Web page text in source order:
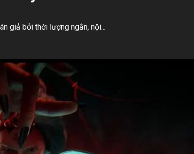
giả bởi thời lượng ngắn, nội...